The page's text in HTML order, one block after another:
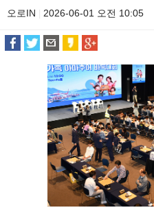
오로IN
2026-06-01 오전 10:05